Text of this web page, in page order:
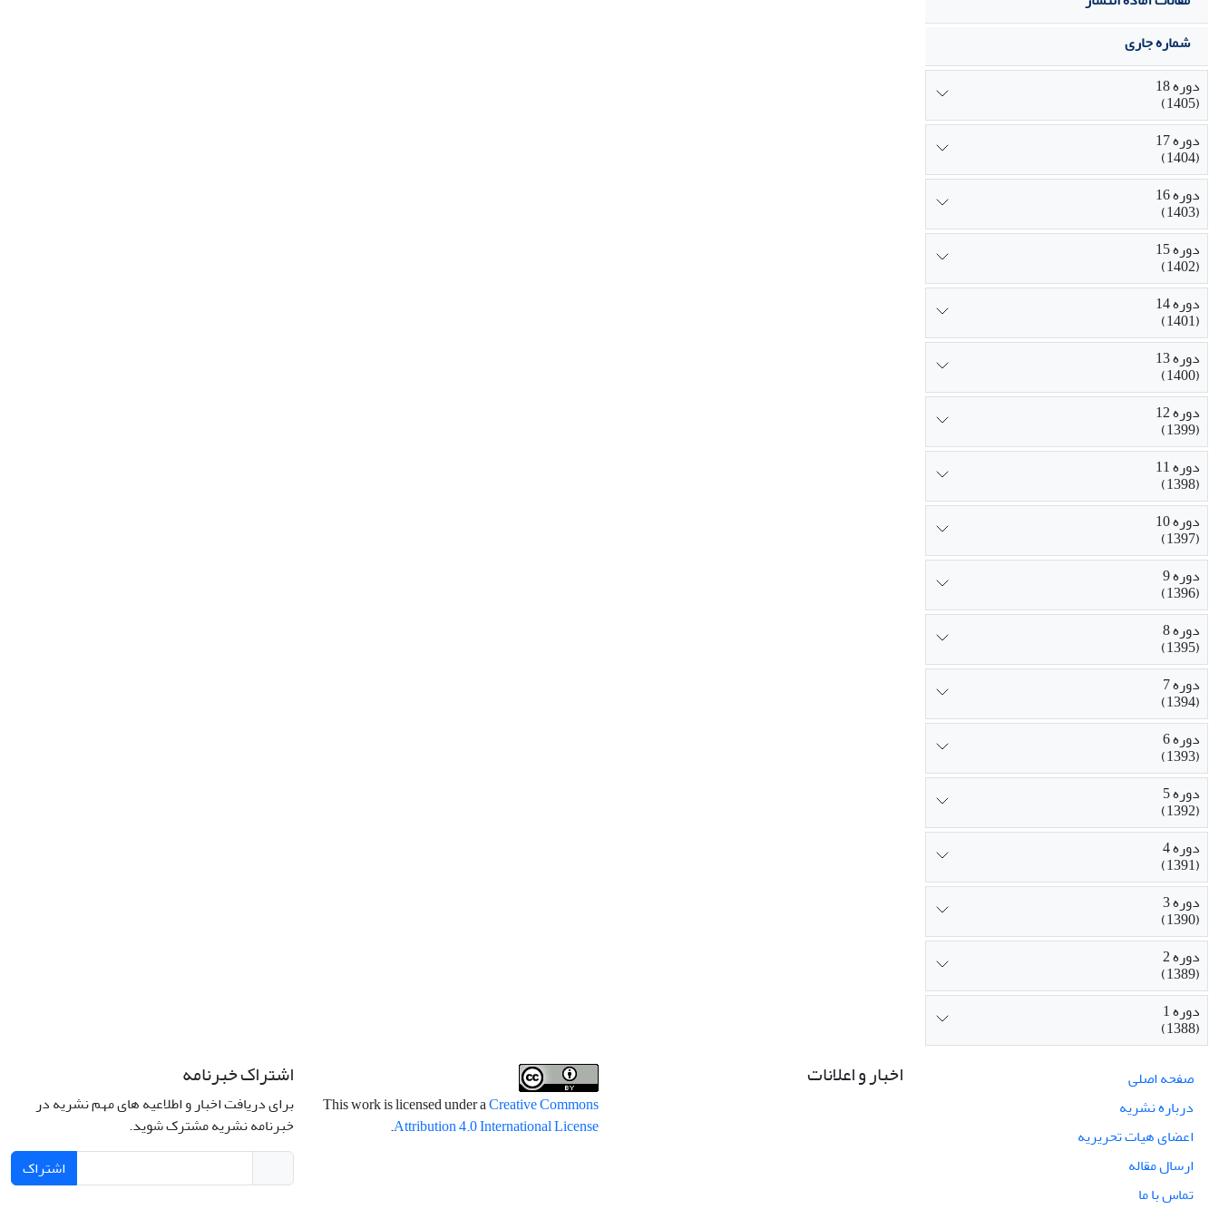
شماره جاری
دوره 18
(1405)
دوره 17
(1404)
دوره 16
(1403)
دوره 15
(1402)
دوره 14
(1401)
دوره 13
(1400)
دوره 12
(1399)
دوره 11
(1398)
دوره 10
(1397)
دوره 9
(1396)
دوره 8
(1395)
دوره 7
(1394)
دوره 6
(1393)
دوره 5
(1392)
دوره 4
(1391)
دوره 3
(1390)
دوره 2
(1389)
دوره 1
(1388)
صفحه اصلی
درباره نشریه
اعضای هیات تحریریه
ارسال مقاله
تماس با ما
اخبار و اعلانات
This work is licensed under aCreative Commons
Attribution 4.0 International License
.
اشتراک خبرنامه
برای دریافت اخبار و اطلاعیه های مهم نشریه در
خبرنامه نشریه مشترک شوید.
اشتراک